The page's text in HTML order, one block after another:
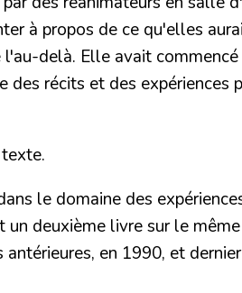
à propos de ce qu'elles
delà. Elle avait
récits et des expériences
le domaine des
deuxième livre sur le
antérieures, en 1990, et